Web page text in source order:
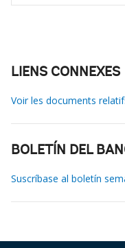
LIENS CONNEXES
Voir les documents
BOLETÍN DEL
Suscríbase al boletín